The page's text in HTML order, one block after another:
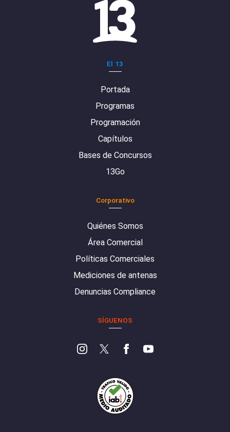
El 13
Portada
Programas
Programación
Capítulos
Bases de Concursos
13Go
Corporativo
Quiénes Somos
Área Comercial
Políticas Comerciales
Mediciones de antenas
Denuncias Compliance
SÍGUENOS